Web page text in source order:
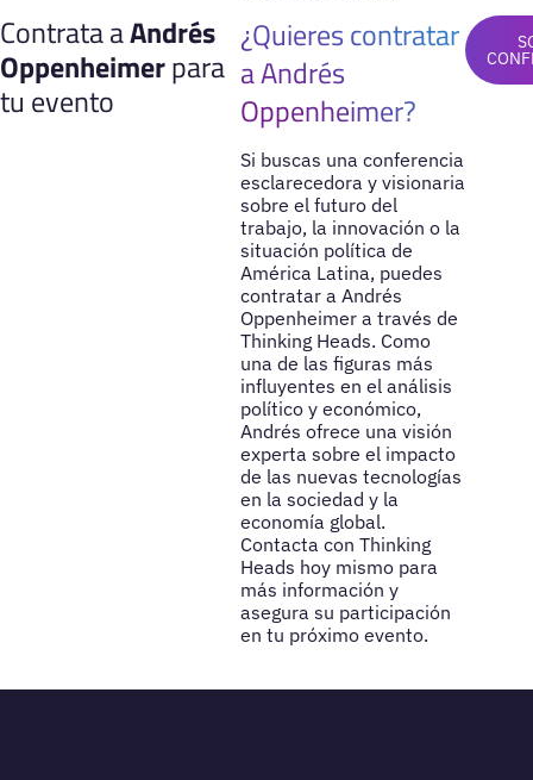
Contrata aAndrés
Oppenheimerpara
tu evento
¿Quieres contratar
a Andrés
Oppenheimer?
Si buscas una conferencia
esclarecedora y visionaria
sobre el futuro del
trabajo, la innovación o la
situación política de
América Latina, puedes
contratar a Andrés
Oppenheimer a través de
Thinking Heads. Como
una de las figuras más
influyentes en el análisis
político y económico,
Andrés ofrece una visión
experta sobre el impacto
de las nuevas tecnologías
en la sociedad y la
economía global.
Contacta con Thinking
Heads hoy mismo para
más información y
asegura su participación
en tu próximo evento.